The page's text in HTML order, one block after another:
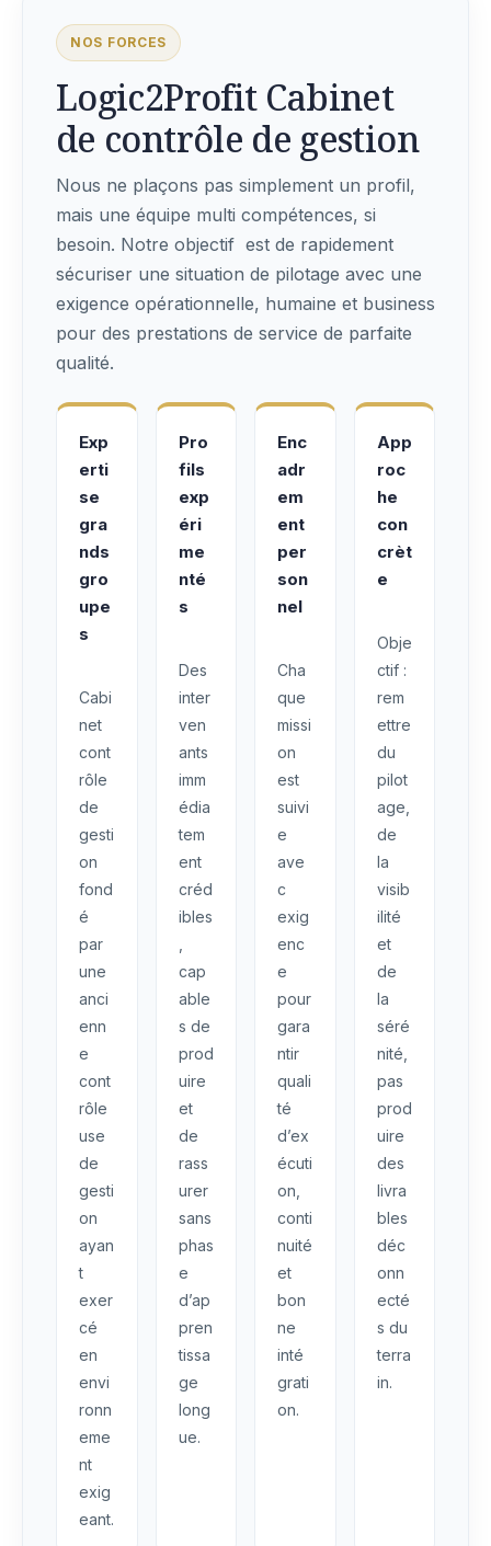
NOS FORCES
Logic2Profit Cabinet
de contrôle de gestion
Nous ne plaçons pas simplement un profil,
mais une équipe multi compétences, si
besoin. Notre objectif est de rapidement
sécuriser une situation de pilotage avec une
exigence opérationnelle, humaine et business
pour des prestations de service de parfaite
qualité.
Exp
erti
se
gra
nds
gro
upe
s
Cabi
net
cont
rôle
de
gesti
on
fond
é
par
une
anci
enn
e
cont
rôle
use
de
gesti
on
ayan
t
exer
cé
en
envi
ronn
eme
nt
exig
eant.
Pro
fils
exp
éri
me
nté
s
Des
inter
ven
ants
imm
édia
tem
ent
créd
ibles
cap
able
s de
prod
uire
et
de
rass
urer
sans
phas
e
d’ap
pren
tissa
ge
long
ue.
Enc
adr
em
ent
per
son
nel
Cha
que
missi
on
est
suivi
e
ave
c
exig
enc
e
pour
gara
ntir
quali
té
d’ex
écuti
on,
conti
nuité
et
bon
ne
inté
grati
on.
App
roc
he
con
crèt
e
Obje
ctif :
rem
ettre
du
pilot
age,
de
la
visib
ilité
et
de
la
séré
nité,
pas
prod
uire
des
livra
bles
déc
onn
ecté
s du
terra
in.